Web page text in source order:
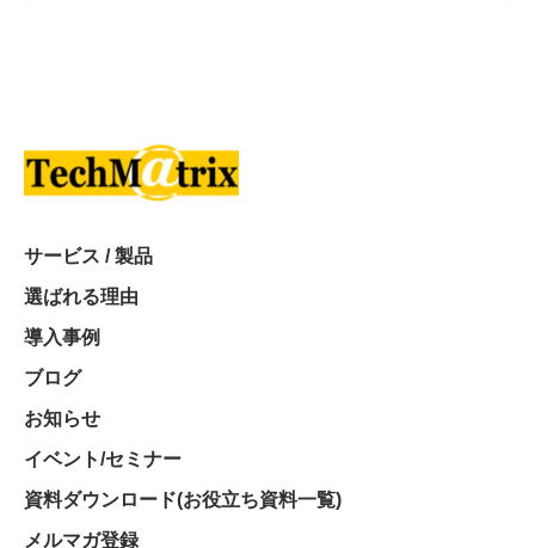
サービス / 製品
選ばれる理由
導入事例
ブログ
お知らせ
イベント/セミナー
資料ダウンロード(お役立ち資料一覧)
メルマガ登録